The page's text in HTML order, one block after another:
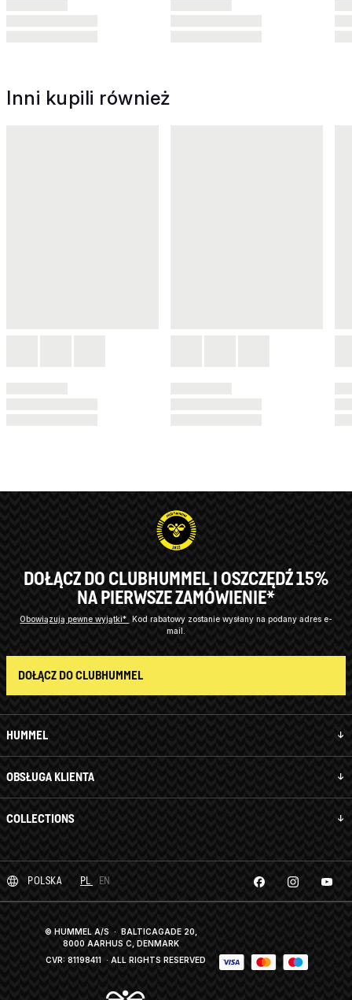
Inni kupili również
HUMMEL
OBSŁUGA KLIENTA
COLLECTIONS
DOŁĄCZ DO CLUBHUMMEL I OSZCZĘDŹ 15%
NA PIERWSZE ZAMÓWIENIE*
Obowiązują pewne wyjątki* Kod rabatowy zostanie wysłany na podany adres e-
mail.
DOŁĄCZ DO CLUBHUMMEL
POLSKA PL EN
© HUMMEL A/S · BALTICAGADE 20,
8000 AARHUS C, DENMARK
CVR: 81198411 · ALL RIGHTS RESERVED